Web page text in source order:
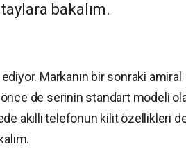
bakalım.
Markanın bir sonraki amiral
önce de serinin standart modeli
akıllı telefonun kilit özellikleri